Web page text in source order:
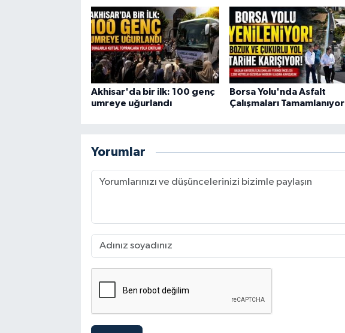
Akhisar'da bir ilk: 100 genç
umreye uğurlandı
Borsa Yolu'nda Asfalt
Çalışmaları Tamamlanıyor
Yorumlar